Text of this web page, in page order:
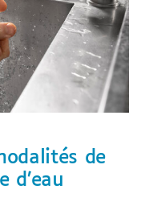
de
d’eau